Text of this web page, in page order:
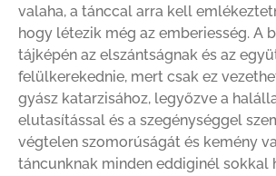
valaha, a tánccal arra kell
hogy létezik még az emberiesség. A
tájképén az elszántságnak és az
felülkerekednie, mert csak ez
gyász katarzisához, legyőzve a
elutasítással és a szegénységgel
végtelen szomorúságát és kemény
táncunknak minden eddiginél sokkal